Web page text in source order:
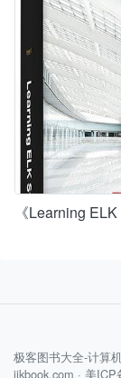
《Learning
极客图书大全-计算
jikbook.com · 美